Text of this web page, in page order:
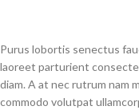
Purus lobortis senectus
laoreet parturient
diam. A at nec rutrum nam
commodo volutpat